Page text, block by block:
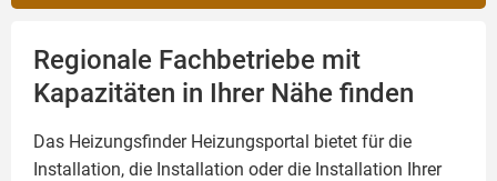
Regionale Fachbetriebe mit
Kapazitäten in Ihrer Nähe finden
Das Heizungsfinder Heizungsportal bietet für die
Installation, die Installation oder die Installation Ihrer